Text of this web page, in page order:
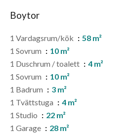
Boytor
1 Vardagsrum/kök
58 m²
1 Sovrum
10 m²
1 Duschrum / toalett
4 m²
1 Sovrum
10 m²
1 Badrum
3 m²
1 Tvättstuga
4 m²
1 Studio
22 m²
1 Garage
28 m²